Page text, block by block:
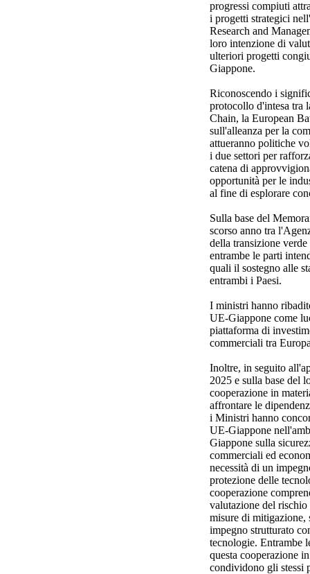
progressi compiuti
i progetti strategici
Research and
loro intenzione di
ulteriori progetti
Giappone.
Riconoscendo i
protocollo d'intesa tra
Chain, la European
sull'alleanza per la
attueranno politiche
i due settori per
catena di
opportunità per le
al fine di esplorare
Sulla base del
scorso anno tra
della transizione
entrambe le parti
quali il sostegno alle
entrambi i Paesi.
I ministri hanno
UE-Giappone come
piattaforma di
commerciali tra
Inoltre, in seguito
2025 e sulla base del
cooperazione in
affrontare le
i Ministri hanno
UE-Giappone
Giappone sulla
commerciali ed
necessità di un
protezione delle
cooperazione
valutazione del
misure di mitigazione,
impegno strutturato
tecnologie. Entrambe
questa cooperazione
condividono gli stessi